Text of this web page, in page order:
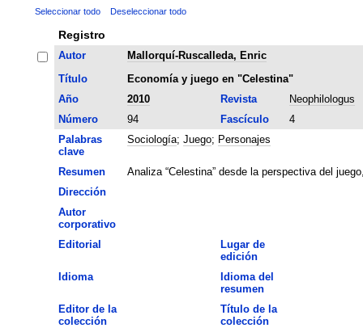
Seleccionar todo Deseleccionar todo
Registro
Autor
Mallorquí-Ruscalleda, Enric
Título
Economía y juego en "Celestina"
Año
2010 Revista
Neophilologus
Número
94 Fascículo
4
Palabras
clave
Sociología; Juego; Personajes
Resumen
Analiza “Celestina” desde la perspectiva del
Dirección
Autor
corporativo
Editorial
Lugar de
edición
Idioma
Idioma del
resumen
Editor de la
colección
Título de la
colección